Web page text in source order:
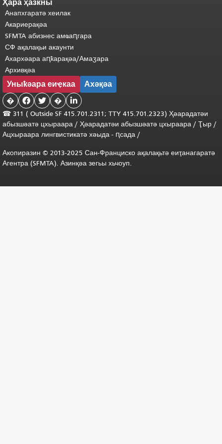
Ҳара ҳазкны
Анапхгаратә хеилак
Акариерақәа
SFMTA абизнес амҩаԥгара
СФ ақалақьи акаунти
Ахархәара аԥҟарақәа/Амаӡара
Архивқәа
Уныҟәара еиҿкаа Ахәқәа
�   � 
☎ 311 ( Outside SF 415.701.2311; TTY 415.701.2323) Ҳәарадатәи
абызшәатә цхыраара / Ҳәарадатәи абызшәатә цхыраара / Ҭыр /
Ацхыраара лингвистикатә хәыда - ԥсада /
Акопиразин © 2013-2025 Сан-Франциско ақалақьтә еиҭанагаратә
Агентра (SFMTA). Азинқәа зегьы хьчоуп.